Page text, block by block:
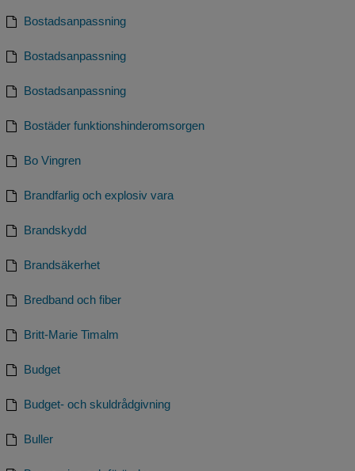
Bostadsanpassning
Bostadsanpassning
Bostadsanpassning
Bostäder funktionshinderomsorgen
Bo Vingren
Brandfarlig och explosiv vara
Brandskydd
Brandsäkerhet
Bredband och fiber
Britt-Marie Timalm
Budget
Budget- och skuldrådgivning
Buller